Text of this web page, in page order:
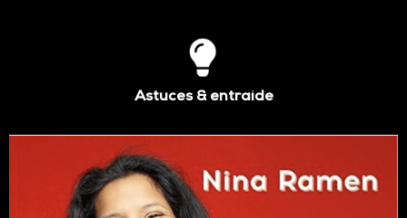
Astuces & entraide